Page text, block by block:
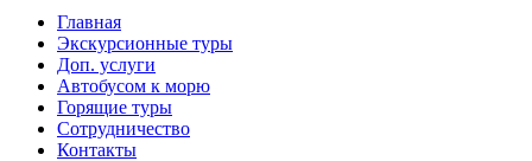
Главная
Экскурсионные туры
Доп. услуги
Автобусом к морю
Горящие туры
Сотрудничество
Контакты